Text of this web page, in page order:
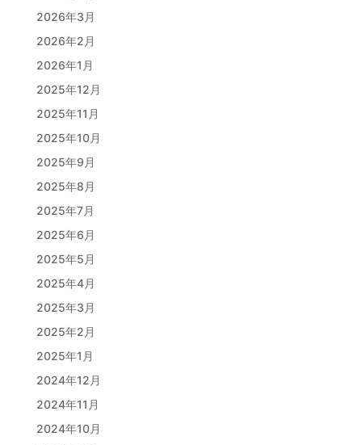
2026年3月
2026年2月
2026年1月
2025年12月
2025年11月
2025年10月
2025年9月
2025年8月
2025年7月
2025年6月
2025年5月
2025年4月
2025年3月
2025年2月
2025年1月
2024年12月
2024年11月
2024年10月